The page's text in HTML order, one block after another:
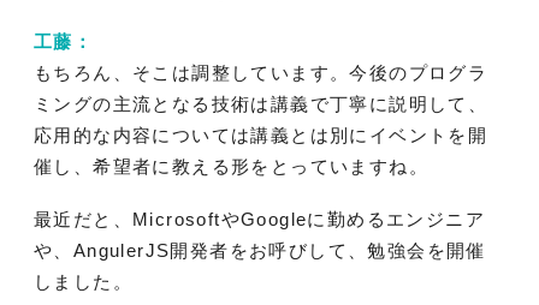
工藤：
もちろん、そこは調整しています。今後のプログラ
ミングの主流となる技術は講義で丁寧に説明して、
応用的な内容については講義とは別にイベントを開
催し、希望者に教える形をとっていますね。
最近だと、MicrosoftやGoogleに勤めるエンジニア
や、AngulerJS開発者をお呼びして、勉強会を開催
しました。